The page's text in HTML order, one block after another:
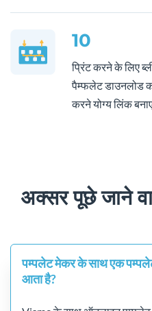
10
प्रिंट करने के लिए
पैम्फलेट डाउनलोड
करने योग्य लिंक
अक्सर पूछे जाने
पम्पलेट मेकर के साथ एक
आता है?